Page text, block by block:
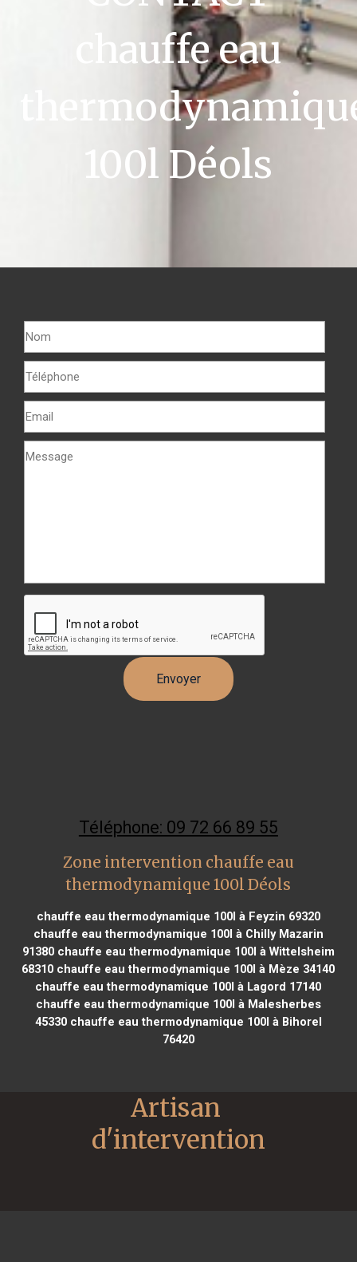
chauffe eau
100l Déols
Téléphone: 09 72 66 89 55
Zone intervention chauffe eau
thermodynamique 100l Déols
chauffe eau thermodynamique 100l à Feyzin 69320
chauffe eau thermodynamique 100l à Chilly Mazarin
91380chauffe eau thermodynamique 100l à Wittelsheim
68310 chauffe eau thermodynamique 100l à Mèze 34140
chauffe eau thermodynamique 100l à Lagord 17140
chauffe eau thermodynamique 100l à Malesherbes
45330chauffe eau thermodynamique 100l à Bihorel
76420
Artisan
d'intervention